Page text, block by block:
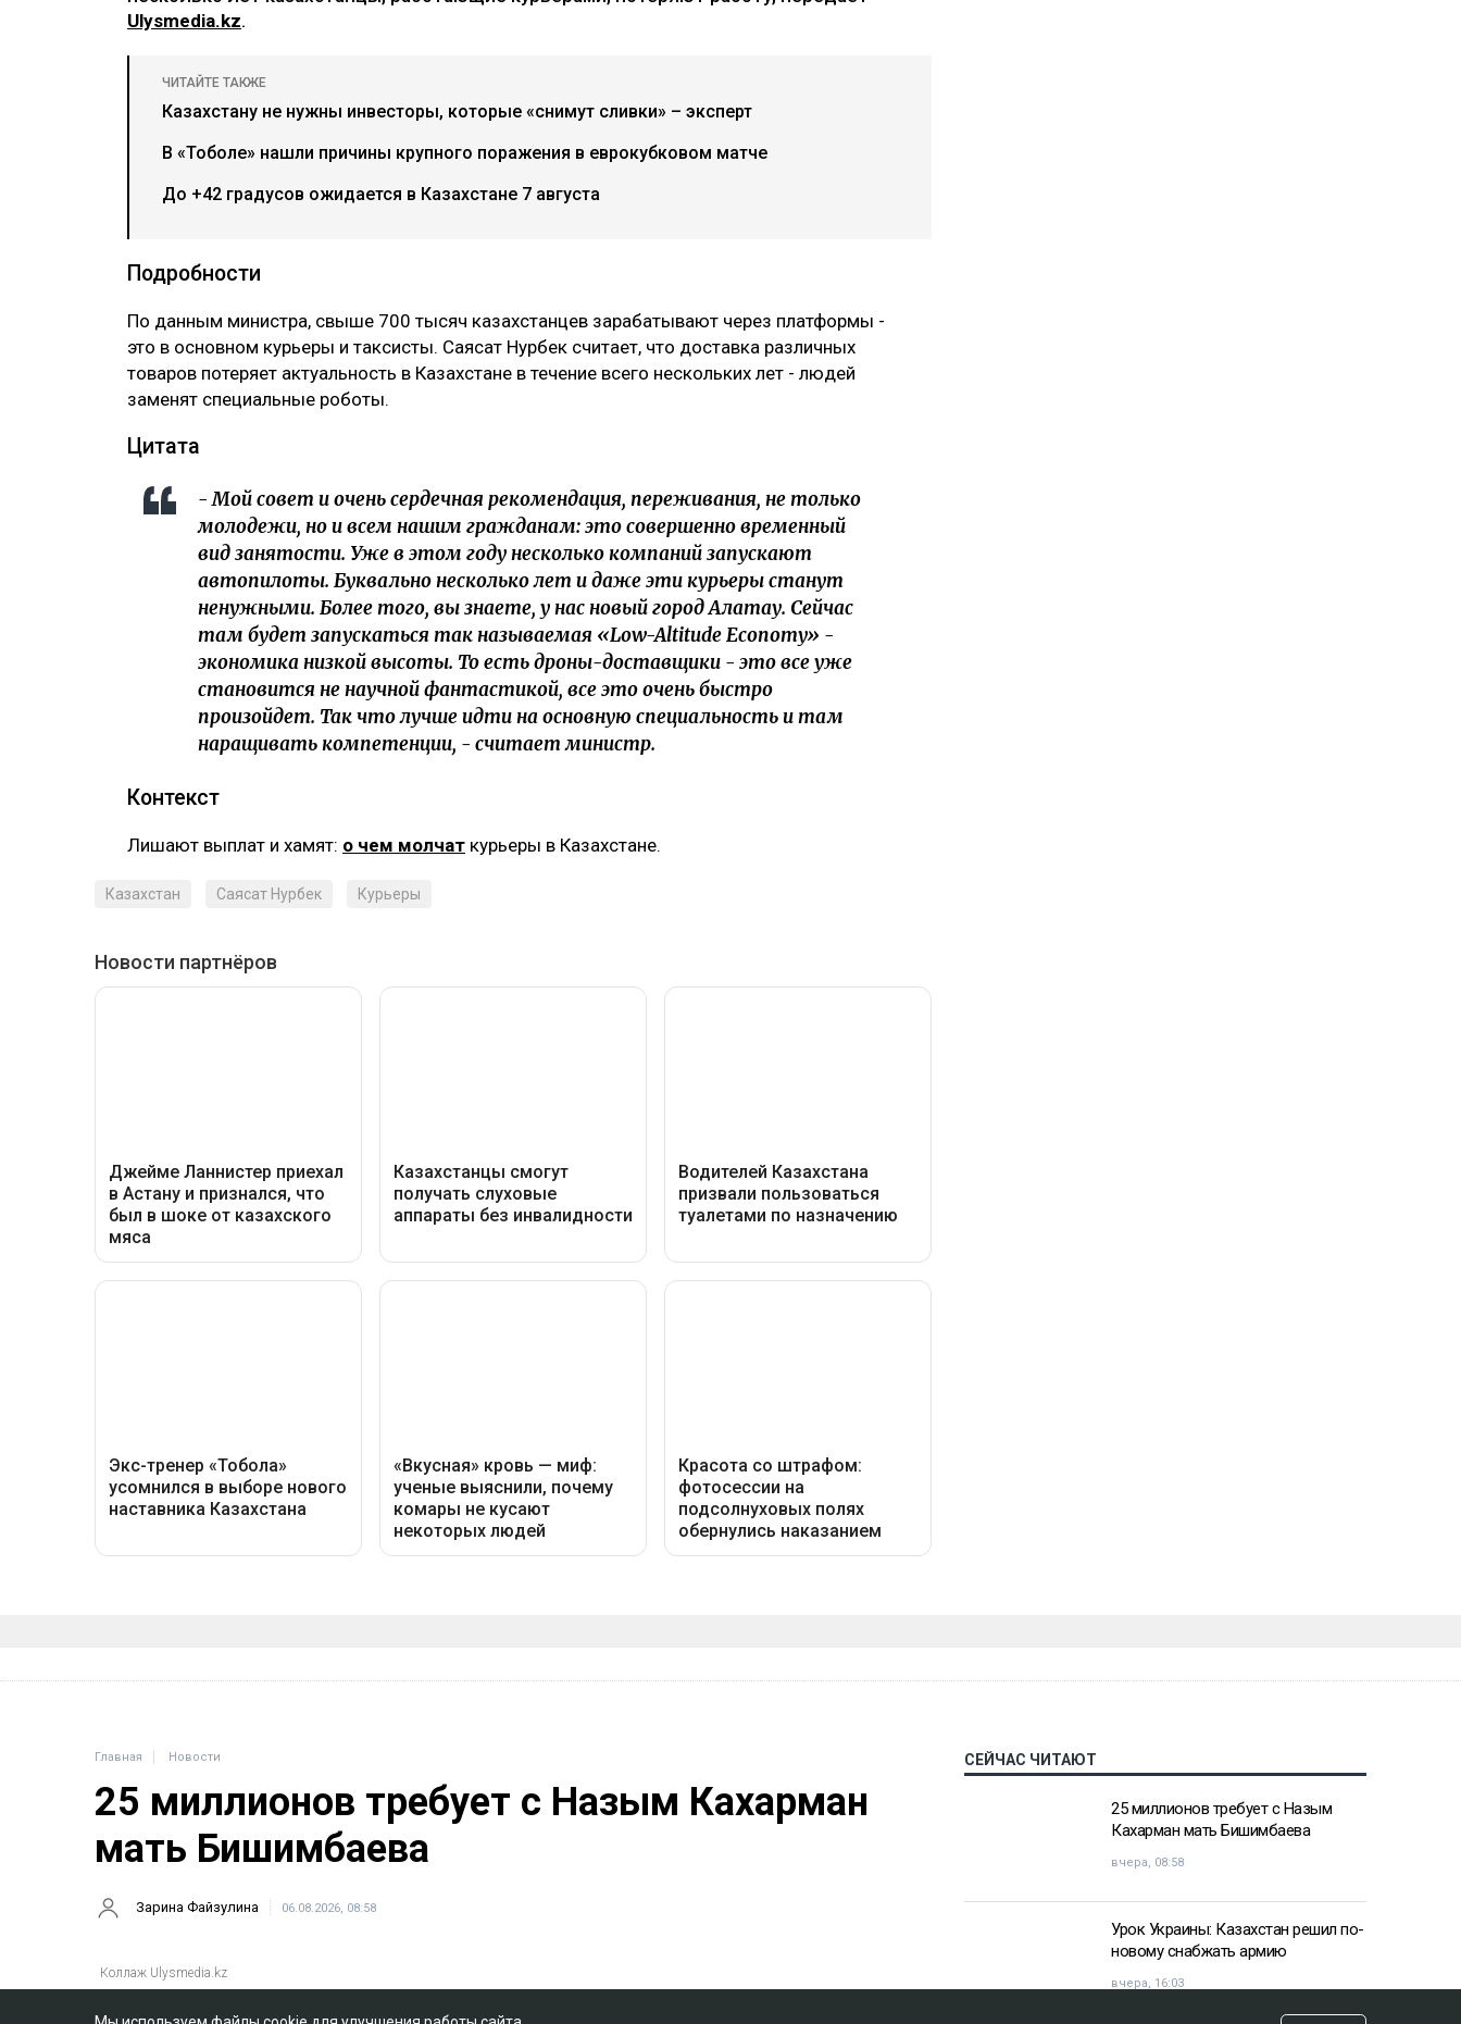
Ulysmedia.kz.
ЧИТАЙТЕ ТАКЖЕ
Казахстану не нужны инвесторы, которые «снимут сливки» – эксперт
В «Тоболе» нашли причины крупного поражения в еврокубковом матче
До +42 градусов ожидается в Казахстане 7 августа
Подробности
‎По данным министра, свыше 700 тысяч казахстанцев зарабатывают через платформы -
это в основном курьеры и таксисты. Саясат Нурбек считает, что доставка различных
товаров потеряет актуальность в Казахстане в течение всего нескольких лет - людей
заменят специальные роботы.
‎Цитата
‎- Мой совет и очень сердечная рекомендация, переживания, не только
молодежи, но и всем нашим гражданам: это совершенно временный
вид занятости. Уже в этом году несколько компаний запускают
автопилоты. Буквально несколько лет и даже эти курьеры станут
ненужными. Более того, вы знаете, у нас новый город Алатау. Сейчас
там будет запускаться так называемая «Low-Altitude Economy» -
экономика низкой высоты. То есть дроны-доставщики - это все уже
становится не научной фантастикой, все это очень быстро
произойдет. Так что лучше идти на основную специальность и там
наращивать компетенции, - считает министр.
‎Контекст
‎Лишают выплат и хамят: о чем молчат курьеры в Казахстане.
Казахстан Саясат Нурбек Курьеры
Главная Новости
25 миллионов требует с Назым Кахарман
мать Бишимбаева
Зарина Файзулина 06.08.2026, 08:58
СЕЙЧАС ЧИТАЮТ
25 миллионов требует с Назым
Кахарман мать Бишимбаева
вчера, 08:58
Урок Украины: Казахстан решил по-
новому снабжать армию
вчера, 16:03